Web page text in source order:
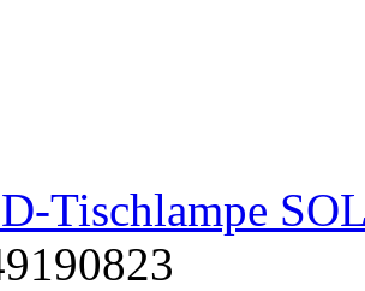
Tischlampe